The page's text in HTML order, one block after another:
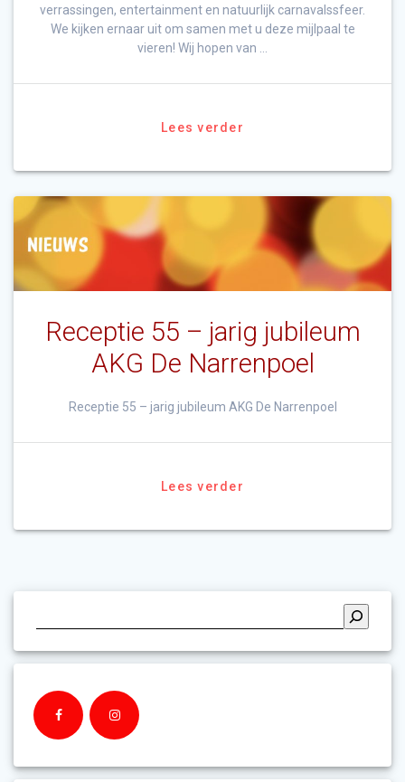
verrassingen, entertainment en natuurlijk carnavalssfeer.
We kijken ernaar uit om samen met u deze mijlpaal te
vieren! Wij hopen van …
Lees verder
Receptie 55 – jarig jubileum
AKG De Narrenpoel
Receptie 55 – jarig jubileum AKG De Narrenpoel
Lees verder